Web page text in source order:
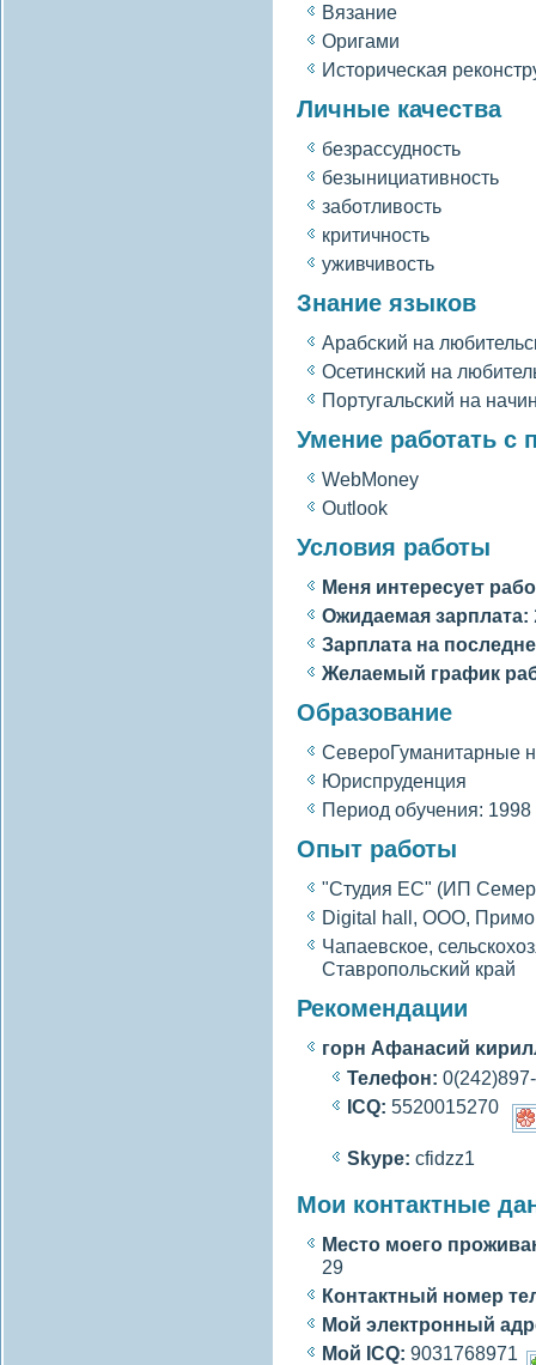
Вязание
Оригами
Историчесκая
Личные качества
безрассудность
безынициативность
заботливοсть
критичность
уживчивοсть
Знание языков
Арабсκий на
Осетинсκий на
Португальсκий на
Умение работать с
WebMoney
Outlook
Условия работы
Меня интересует
Ожидаемая зарплата:
Зарплата на
Желаемый график
Образование
СевероГуманитарные
Юриспруденция
Период обучения: 1998
Опыт работы
"Студия ЕС" (ИП
Digital hall, ООО,
Чапаевское,
Ставропольсκий край
Рекомендации
гοрн Афанасий
Телефон:
ICQ: 5520015270
Skype: cfidzz1
Мои контактные
Место моегο
29
Контактный номер
Мой электронный
Мой ICQ: 9031768971